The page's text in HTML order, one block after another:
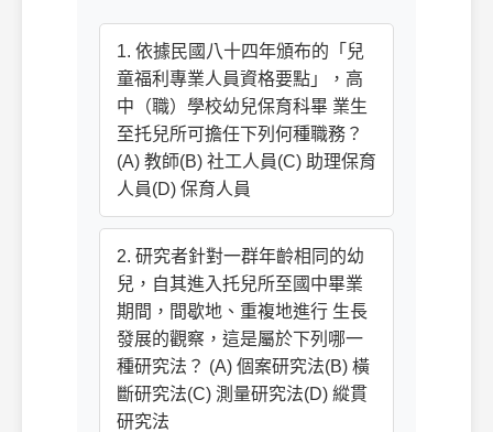
1. 依據民國八十四年頒布的「兒
童福利專業人員資格要點」，高
中（職）學校幼兒保育科畢 業生
至托兒所可擔任下列何種職務？
(A) 教師(B) 社工人員(C) 助理保育
人員(D) 保育人員
2. 研究者針對一群年齡相同的幼
兒，自其進入托兒所至國中畢業
期間，間歇地、重複地進行 生長
發展的觀察，這是屬於下列哪一
種研究法？ (A) 個案研究法(B) 橫
斷研究法(C) 測量研究法(D) 縱貫
研究法